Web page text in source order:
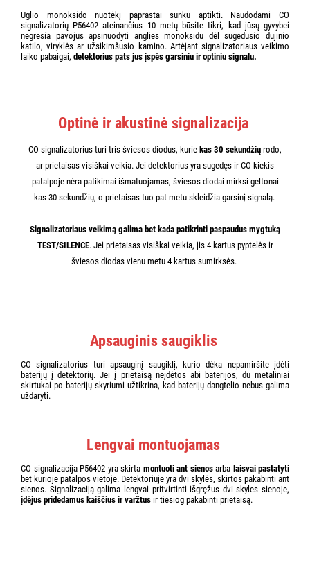
Uglio monoksido nuotėkį paprastai sunku aptikti. Naudodami CO
signalizatorių P56402 ateinančius 10 metų būsite tikri, kad jūsų gyvybei
negresia pavojus apsinuodyti anglies monoksidu dėl sugedusio dujinio
katilo, viryklės ar užsikimšusio kamino. Artėjant signalizatoriaus veikimo
laiko pabaigai, detektorius pats jus įspės garsiniu ir optiniu signalu.
Optinė ir akustinė signalizacija
CO signalizatorius turi tris šviesos diodus, kurie kas 30 sekundžių rodo,
ar prietaisas visiškai veikia. Jei detektorius yra sugedęs ir CO kiekis
patalpoje nėra patikimai išmatuojamas, šviesos diodai mirksi geltonai
kas 30 sekundžių, o prietaisas tuo pat metu skleidžia garsinį signalą.
Signalizatoriaus veikimą galima bet kada patikrinti paspaudus mygtuką
TEST/SILENCE. Jei prietaisas visiškai veikia, jis 4 kartus pyptelės ir
šviesos diodas vienu metu 4 kartus sumirksės.
Apsauginis saugiklis
CO signalizatorius turi apsauginį saugiklį, kurio dėka nepamiršite įdėti
baterijų į detektorių. Jei į prietaisą neįdėtos abi baterijos, du metaliniai
skirtukai po baterijų skyriumi užtikrina, kad baterijų dangtelio nebus galima
uždaryti.
Lengvai montuojamas
CO signalizacija P56402 yra skirta montuoti ant sienosarba laisvai pastatyti
bet kurioje patalpos vietoje. Detektoriuje yra dvi skylės, skirtos pakabinti ant
sienos. Signalizaciją galima lengvai pritvirtinti išgręžus dvi skyles sienoje,
įdėjus pridedamus kaiščius ir varžtus ir tiesiog pakabinti prietaisą.